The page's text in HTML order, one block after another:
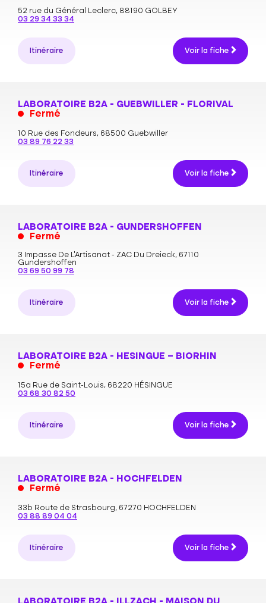
52 rue du Général Leclerc, 88190 GOLBEY
03 29 34 33 34
Itinéraire Voir la fiche
LABORATOIRE B2A - GUEBWILLER - FLORIVAL
Fermé
10 Rue des Fondeurs, 68500 Guebwiller
03 89 76 22 33
Itinéraire Voir la fiche
LABORATOIRE B2A - GUNDERSHOFFEN
Fermé
3 Impasse De L’Artisanat - ZAC Du Dreieck, 67110
Gundershoffen
03 69 50 99 78
Itinéraire Voir la fiche
LABORATOIRE B2A - HESINGUE – BIORHIN
Fermé
15a Rue de Saint-Louis, 68220 HÉSINGUE
03 68 30 82 50
Itinéraire Voir la fiche
LABORATOIRE B2A - HOCHFELDEN
Fermé
33b Route de Strasbourg, 67270 HOCHFELDEN
03 88 89 04 04
Itinéraire Voir la fiche